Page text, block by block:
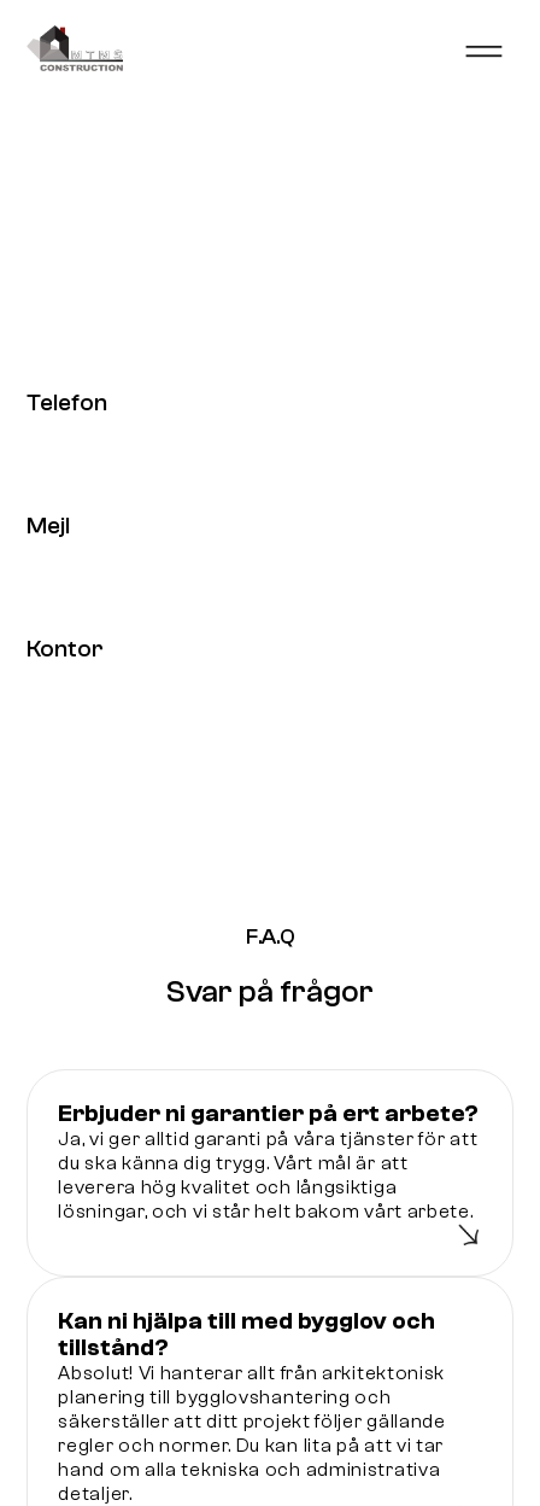
Telefon
Mejl
Kontor
F.A.Q
Svar på frågor
Erbjuder ni garantier på ert arbete?
Ja, vi ger alltid garanti på våra tjänster för att
du ska känna dig trygg. Vårt mål är att
leverera hög kvalitet och långsiktiga
lösningar, och vi står helt bakom vårt arbete.
Kan ni hjälpa till med bygglov och
tillstånd?
Absolut! Vi hanterar allt från arkitektonisk
planering till bygglovshantering och
säkerställer att ditt projekt följer gällande
regler och normer. Du kan lita på att vi tar
hand om alla tekniska och administrativa
detaljer.